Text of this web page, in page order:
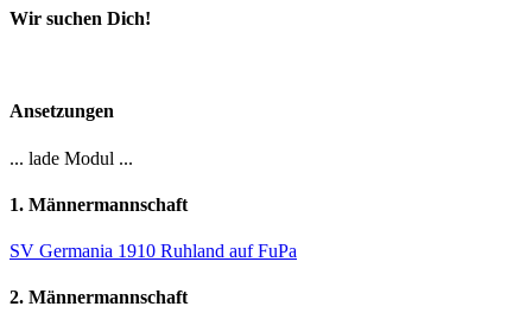
Wir suchen Dich!
Ansetzungen
... lade Modul ...
1. Männermannschaft
SV Germania 1910 Ruhland auf FuPa
2. Männermannschaft